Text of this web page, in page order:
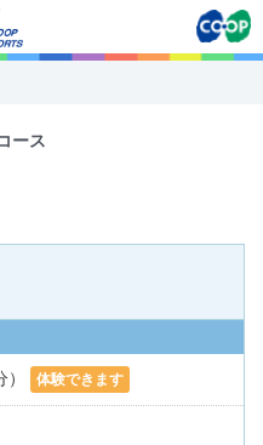
ース
） 体験できます